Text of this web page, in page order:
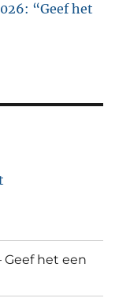
“Geef het
Geef het een